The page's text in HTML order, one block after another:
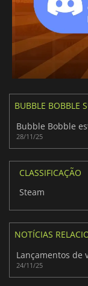
BUBBLE BOBBLE
28/11/25
CLASSIFICAÇÃO
Steam
NOTÍCIAS
24/11/25